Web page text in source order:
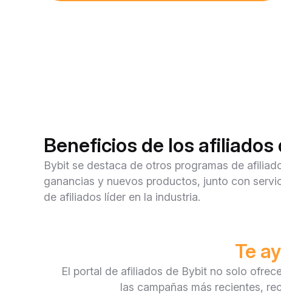
Beneficios de los afiliados
Bybit se destaca de otros programas de
ganancias y nuevos productos, junto con
de afiliados líder en la industria.
Te
El portal de afiliados de Bybit no solo
las campañas más recientes,